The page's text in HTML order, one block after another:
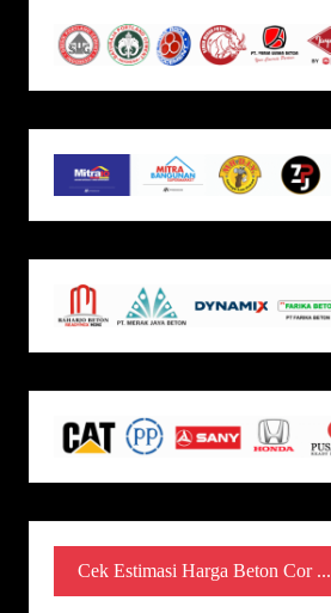
Cek Estimasi Harga Beton Cor ...